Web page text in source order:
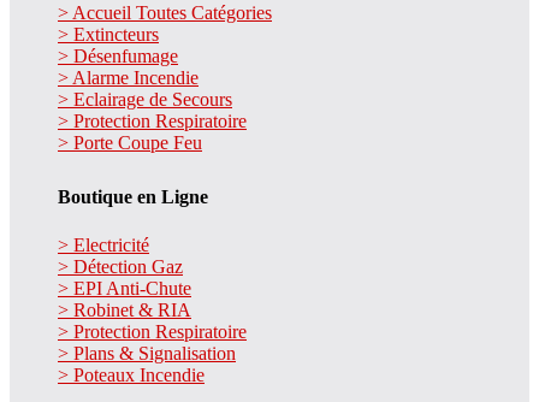
> Accueil Toutes Catégories
> Extincteurs
> Désenfumage
> Alarme Incendie
> Eclairage de Secours
> Protection Respiratoire
> Porte Coupe Feu
Boutique en Ligne
> Electricité
> Détection Gaz
> EPI Anti-Chute
> Robinet & RIA
> Protection Respiratoire
> Plans & Signalisation
> Poteaux Incendie